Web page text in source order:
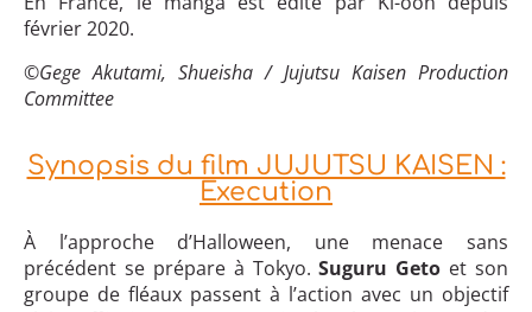
février 2020.
©Gege Akutami, Shueisha / Jujutsu Kaisen Production
Committee
Synopsis du film JUJUTSU KAISEN :
Execution
À l’approche d’Halloween, une menace sans
précédent se prépare à Tokyo.Suguru Geto et son
groupe de fléaux passent à l’action avec un objectif